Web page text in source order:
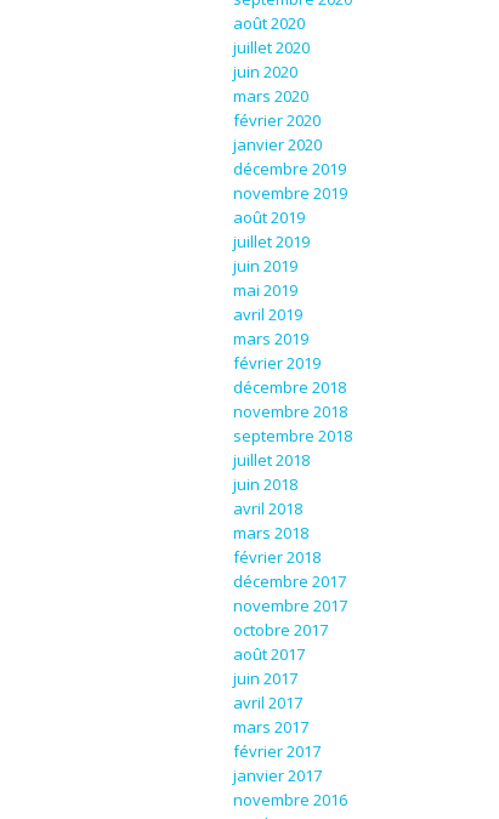
août 2020
juillet 2020
juin 2020
mars 2020
février 2020
janvier 2020
décembre 2019
novembre 2019
août 2019
juillet 2019
juin 2019
mai 2019
avril 2019
mars 2019
février 2019
décembre 2018
novembre 2018
septembre 2018
juillet 2018
juin 2018
avril 2018
mars 2018
février 2018
décembre 2017
novembre 2017
octobre 2017
août 2017
juin 2017
avril 2017
mars 2017
février 2017
janvier 2017
novembre 2016